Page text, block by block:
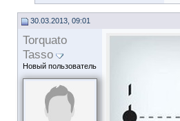
30.03.2013, 09:01
Torquato
Tasso
Новый пользователь